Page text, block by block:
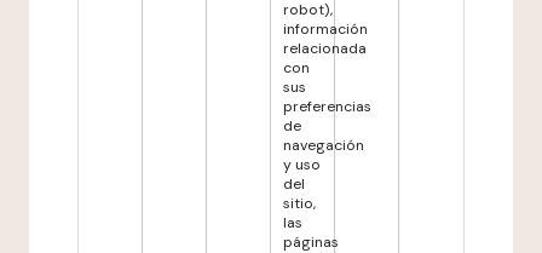
robot),
información
relacionada
con
sus
preferencias
de
navegación
y uso
del
sitio,
las
páginas